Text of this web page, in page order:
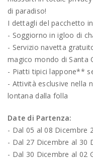
di paradiso!
I dettagli del pacchetto
- Soggiorno in igloo di
- Servizio navetta
magico mondo di Santa
- Piatti tipici lappone**
- Attività esclusive nella
lontana dalla folla
Date di Partenza:
- Dal 05 al 08 Dicembre
- Dal 27 Dicembre al 30
- Dal 30 Dicembre al 02